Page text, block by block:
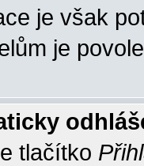
je však
je
tlačítko